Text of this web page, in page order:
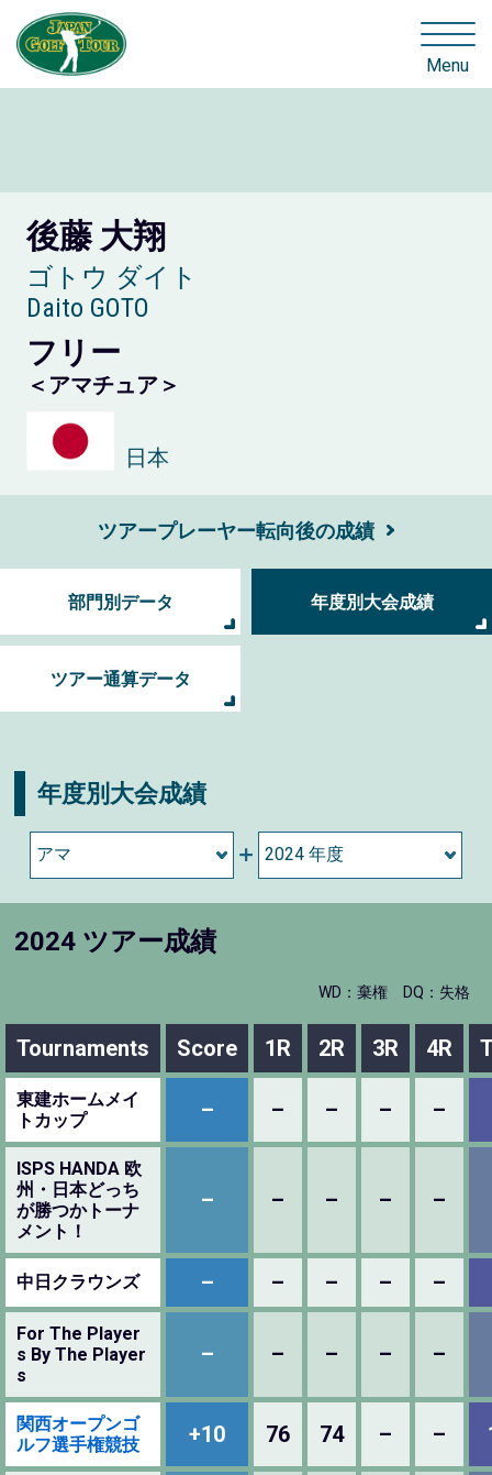
Menu
後藤 大翔
ゴトウ ダイト
Daito GOTO
フリー
＜アマチュア＞
日本
ツアープレーヤー転向後の成績
部門別データ 年度別大会成績
ツアー通算データ
年度別大会成績
2024 ツアー成績
WD：棄権 DQ：失格
Tournaments Score 1R 2R 3R 4R
東建ホームメイ
トカップ
– – – – –
ISPS HANDA 欧
州・日本どっち
が勝つかトーナ
メント！
– – – – –
中日クラウンズ – – – – –
For The Player
s By The Player
s
– – – – –
関西オープンゴ
ルフ選手権競技
+10 76 74 – –